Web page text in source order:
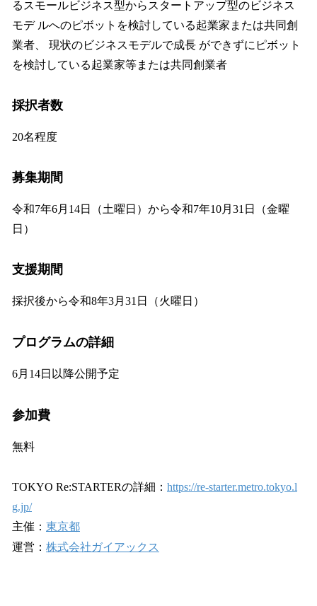
るスモールビジネス型からスタートアップ型のビジネス
モデ ルへのピボットを検討している起業家または共同創
業者、 現状のビジネスモデルで成長 ができずにピボット
を検討している起業家等または共同創業者
採択者数
20名程度
募集期間
令和7年6月14日（土曜日）から令和7年10月31日（金曜
日）
支援期間
採択後から令和8年3月31日（火曜日）
プログラムの詳細
6月14日以降公開予定
参加費
無料
TOKYO Re:STARTERの詳細： https://re-starter.metro.tokyo.l
g.jp/
主催： 東京都
運営： 株式会社ガイアックス